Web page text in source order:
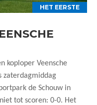
HET EERSTE
koploper Veensche
zaterdagmiddag
de Schouw in
tot scoren: 0-0. Het